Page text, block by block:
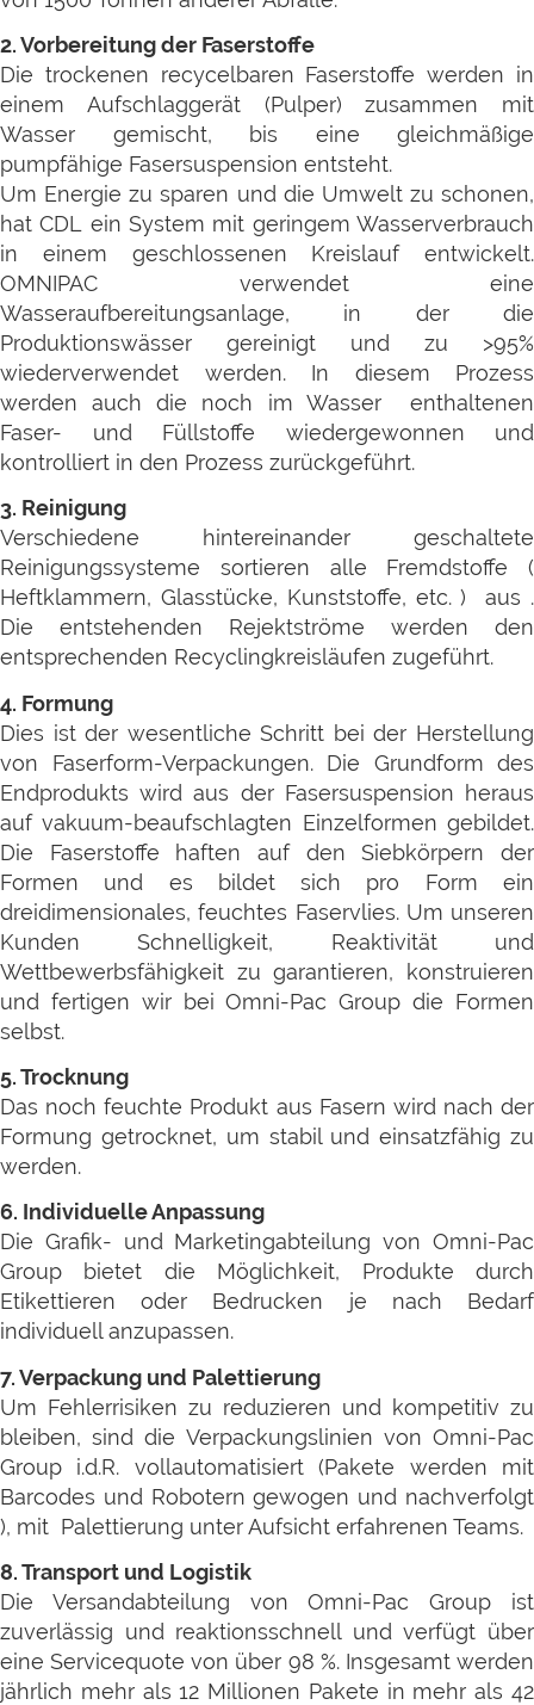
2. Vorbereitung der Faserstoffe
Die trockenen recycelbaren Faserstoffe werden in
einem Aufschlaggerät (Pulper) zusammen mit
Wasser gemischt, bis eine gleichmäßige
pumpfähige Fasersuspension entsteht.
Um Energie zu sparen und die Umwelt zu schonen,
hat CDL ein System mit geringem Wasserverbrauch
in einem geschlossenen Kreislauf entwickelt.
OMNIPAC verwendet eine
Wasseraufbereitungsanlage, in der die
Produktionswässer gereinigt und zu >95%
wiederverwendet werden. In diesem Prozess
werden auch die noch im Wasser enthaltenen
Faser- und Füllstoffe wiedergewonnen und
kontrolliert in den Prozess zurückgeführt.
3. Reinigung
Verschiedene hintereinander geschaltete
Reinigungssysteme sortieren alle Fremdstoffe (
Heftklammern, Glasstücke, Kunststoffe, etc. ) aus .
Die entstehenden Rejektströme werden den
entsprechenden Recyclingkreisläufen zugeführt.
4. Formung
Dies ist der wesentliche Schritt bei der Herstellung
von Faserform-Verpackungen. Die Grundform des
Endprodukts wird aus der Fasersuspension heraus
auf vakuum-beaufschlagten Einzelformen gebildet.
Die Faserstoffe haften auf den Siebkörpern der
Formen und es bildet sich pro Form ein
dreidimensionales, feuchtes Faservlies. Um unseren
Kunden Schnelligkeit, Reaktivität und
Wettbewerbsfähigkeit zu garantieren, konstruieren
und fertigen wir bei Omni-Pac Group die Formen
selbst.
5. Trocknung
Das noch feuchte Produkt aus Fasern wird nach der
Formung getrocknet, um stabil und einsatzfähig zu
werden.
6. Individuelle Anpassung
Die Grafik- und Marketingabteilung von Omni-Pac
Group bietet die Möglichkeit, Produkte durch
Etikettieren oder Bedrucken je nach Bedarf
individuell anzupassen.
7. Verpackung und Palettierung
Um Fehlerrisiken zu reduzieren und kompetitiv zu
bleiben, sind die Verpackungslinien von Omni-Pac
Group i.d.R. vollautomatisiert (Pakete werden mit
Barcodes und Robotern gewogen und nachverfolgt
), mit Palettierung unter Aufsicht erfahrenen Teams.
8. Transport und Logistik
Die Versandabteilung von Omni-Pac Group ist
zuverlässig und reaktionsschnell und verfügt über
eine Servicequote von über 98 %. Insgesamt werden
jährlich mehr als 12 Millionen Pakete in mehr als 42